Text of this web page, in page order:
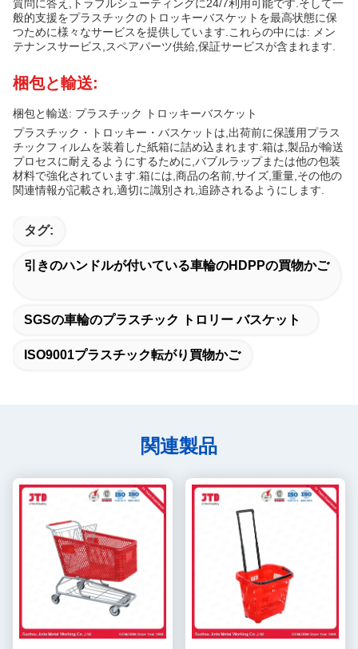
質問に答え,トラブルシューティングに24/7利用可能です.そして一
般的支援をプラスチックのトロッキーバスケットを最高状態に保
つために様々なサービスを提供しています.これらの中には: メン
テナンスサービス,スペアパーツ供給,保証サービスが含まれます.
梱包と輸送:
梱包と輸送: プラスチック トロッキーバスケット
プラスチック・トロッキー・バスケットは,出荷前に保護用プラス
チックフィルムを装着した紙箱に詰め込まれます.箱は,製品が輸送
プロセスに耐えるようにするために,バブルラップまたは他の包装
材料で強化されています.箱には,商品の名前,サイズ,重量,その他の
関連情報が記載され,適切に識別され,追跡されるようにします.
タグ:
引きのハンドルが付いている車輪のHDPPの買物かご
SGSの車輪のプラスチック トロリー バスケット
ISO9001プラスチック転がり買物かご
関連製品